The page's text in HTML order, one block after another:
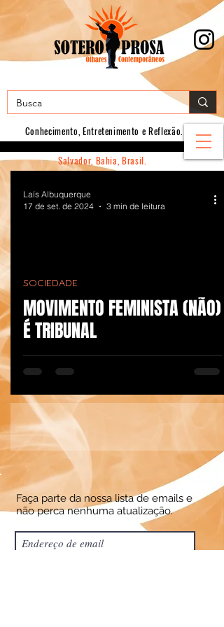
Conhecimento, Entretenimento e Reflexão.
Salvador, Bahia, Brasil.
MOVIMENTO FEMINISTA (NÃO)
É TRIBUNAL
SOCIEDADE
Laís Albuquerque
17 de set. de 2024
3 min de leitura
Faça parte da nossa lista de emails e
não perca nenhuma atualização.